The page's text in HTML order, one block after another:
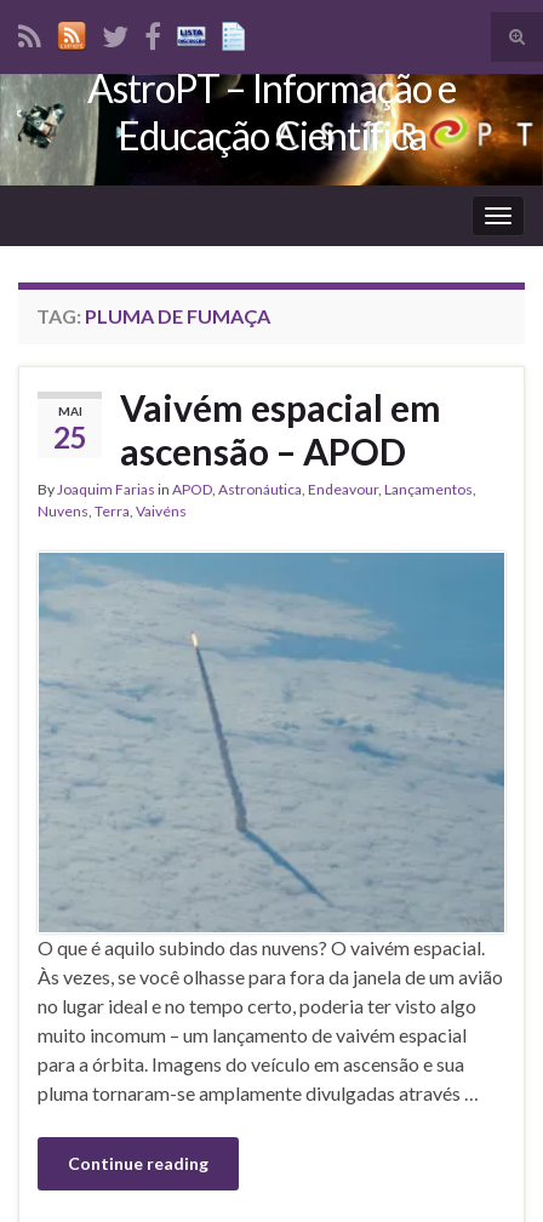
Search for:
AstroPT – Informação e
Educação Científica
TAG: PLUMA DE FUMAÇA
MAI
25
Vaivém espacial em
ascensão – APOD
ByJoaquim Farias in APOD, Astronáutica, Endeavour, Lançamentos,
Nuvens, Terra, Vaivéns
O que é aquilo subindo das nuvens? O vaivém espacial.
Às vezes, se você olhasse para fora da janela de um avião
no lugar ideal e no tempo certo, poderia ter visto algo
muito incomum – um lançamento de vaivém espacial
para a órbita. Imagens do veículo em ascensão e sua
pluma tornaram-se amplamente divulgadas através …
Continue reading